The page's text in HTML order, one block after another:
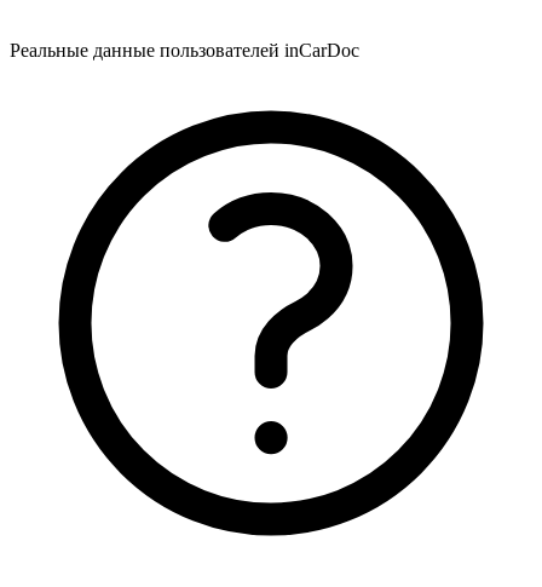
Реальные данные пользователей inCarDoc